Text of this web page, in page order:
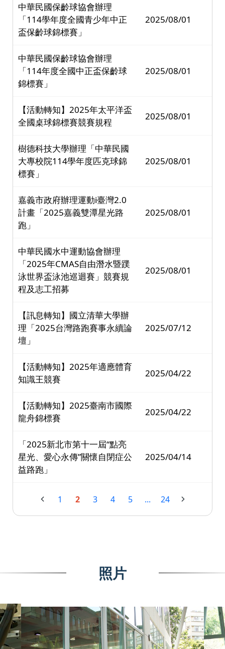
中華民國保齡球協會辦理
「114學年度全國青少年中正
盃保齡球錦標賽」
2025/08/01
中華民國保齡球協會辦理
「114年度全國中正盃保齡球
錦標賽」
2025/08/01
【活動轉知】2025年太平洋盃
全國桌球錦標賽競賽規程
2025/08/01
樹德科技大學辦理「中華民國
大專校院114學年度匹克球錦
標賽」
2025/08/01
嘉義市政府辦理運動i臺灣2.0
計畫「2025嘉義雙潭星光路
跑」
2025/08/01
中華民國水中運動協會辦理
「2025年CMAS自由潛水暨蹼
泳世界盃泳池巡迴賽」競賽規
程及志工招募
2025/08/01
【訊息轉知】國立清華大學辦
理「2025台灣路跑賽事永續論
壇」
2025/07/12
【活動轉知】2025年適應體育
知識王競賽
2025/04/22
【活動轉知】2025臺南市國際
龍舟錦標賽
2025/04/22
「2025新北市第十一屆“點亮
星光、愛心永傳”關懷自閉症公
益路跑」
2025/04/14
1 2 3 4 5 ... 24
照片